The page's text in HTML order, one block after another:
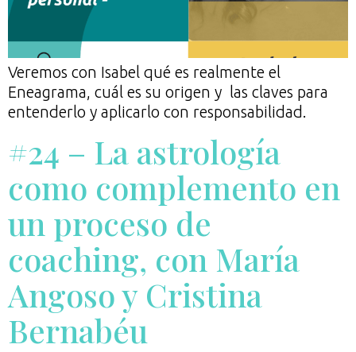
Veremos con Isabel qué es realmente el
Eneagrama, cuál es su origen y las claves para
entenderlo y aplicarlo con responsabilidad.
#24 – La astrología
como complemento en
un proceso de
coaching, con María
Angoso y Cristina
Bernabéu